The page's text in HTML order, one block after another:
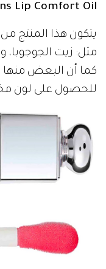
Lip Comfort Oil
يتكون هذا المنتج من
مثل: زيت الجوجوبا،
كما أن البعض
للحصول على لون